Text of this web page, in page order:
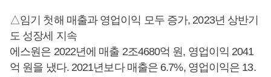
△임기 첫해 매출과 영업이익 모두 증가, 2023년 상반기
도 성장세 지속
에스원은 2022년에 매출 2조4680억 원, 영업이익 2041
억 원을 냈다. 2021년보다 매출은 6.7%, 영업이익은 13.